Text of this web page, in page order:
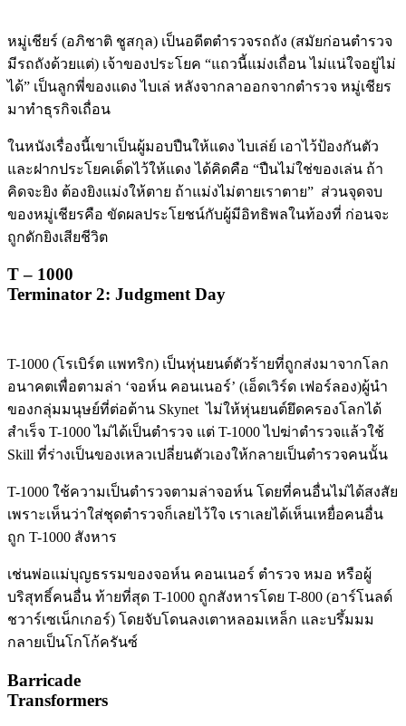
หมู่เชียร์ (อภิชาติ ชูสกุล) เป็นอดีตตำรวจรถถัง (สมัยก่อนตำรวจ
มีรถถังด้วยแต่) เจ้าของประโยค “แถวนี้แม่งเถื่อน ไม่แน่ใจอยู่ไม่
ได้” เป็นลูกพี่ของแดง ไบเล่ หลังจากลาออกจากตำรวจ หมู่เชียร
มาทำธุรกิจเถื่อน
ในหนังเรื่องนี้เขาเป็นผู้มอบปืนให้แดง ไบเล่ย์ เอาไว้ป้องกันตัว
และฝากประโยคเด็ดไว้ให้แดง ได้คิดคือ “ปืนไม่ใช่ของเล่น ถ้า
คิดจะยิง ต้องยิงแม่งให้ตาย ถ้าแม่งไม่ตายเราตาย” ส่วนจุดจบ
ของหมู่เชียรคือ ขัดผลประโยชน์กับผู้มีอิทธิพลในท้องที่ ก่อนจะ
ถูกดักยิงเสียชีวิต
T – 1000
Terminator 2: Judgment Day
T-1000 (โรเบิร์ต แพทริก) เป็นหุ่นยนต์ตัวร้ายที่ถูกส่งมาจากโลก
อนาคตเพื่อตามล่า ‘จอห์น คอนเนอร์’ (เอ็ดเวิร์ด เฟอร์ลอง)ผู้นำ
ของกลุ่มมนุษย์ที่ต่อต้าน Skynet ไม่ให้หุ่นยนต์ยึดครองโลกได้
สำเร็จ T-1000 ไม่ได้เป็นตำรวจ แต่ T-1000 ไปฆ่าตำรวจแล้วใช้
Skill ที่ร่างเป็นของเหลวเปลี่ยนตัวเองให้กลายเป็นตำรวจคนนั้น
T-1000 ใช้ความเป็นตำรวจตามล่าจอห์น โดยที่คนอื่นไม่ได้สงสัย
เพราะเห็นว่าใส่ชุดตำรวจก็เลยไว้ใจ เราเลยได้เห็นเหยื่อคนอื่น
ถูก T-1000 สังหาร
เช่นพ่อแม่บุญธรรมของจอห์น คอนเนอร์ ตำรวจ หมอ หรือผู้
บริสุทธิ์คนอื่น ท้ายที่สุด T-1000 ถูกสังหารโดย T-800 (อาร์โนลด์
ชวาร์เซเน็กเกอร์) โดยจับโดนลงเตาหลอมเหล็ก และบรึ้มมม
กลายเป็นโกโก้ครันซ์
Barricade
Transformers